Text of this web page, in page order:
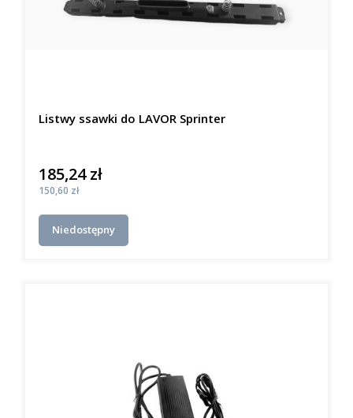
Listwy ssawki do LAVOR Sprinter
Cena
185,24 zł
Cena
150,60 zł
Niedostępny